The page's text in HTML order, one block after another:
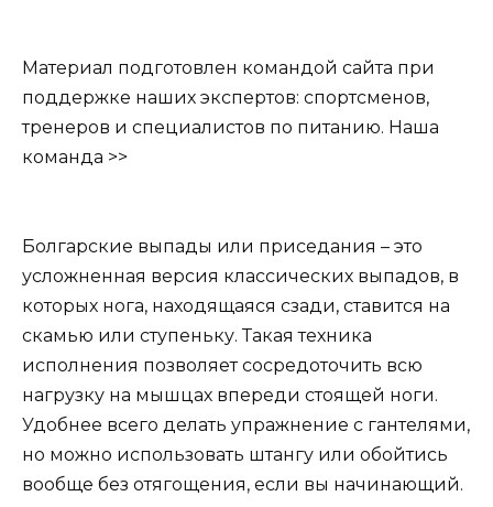
Материал подготовлен командой сайта при
поддержке наших экспертов: спортсменов,
тренеров и специалистов по питанию. Наша
команда >>
Болгарские выпады или приседания – это
усложненная версия классических выпадов, в
которых нога, находящаяся сзади, ставится на
скамью или ступеньку. Такая техника
исполнения позволяет сосредоточить всю
нагрузку на мышцах впереди стоящей ноги.
Удобнее всего делать упражнение с гантелями,
но можно использовать штангу или обойтись
вообще без отягощения, если вы начинающий.